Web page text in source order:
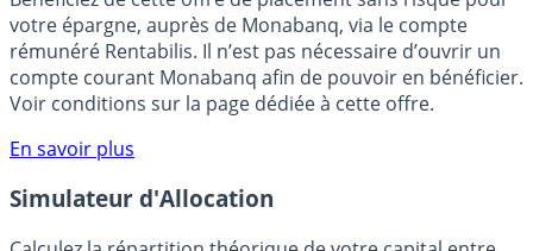
Bénéficiez de cette offre de placement sans risque pour
votre épargne, auprès de Monabanq, via le compte
rémunéré Rentabilis. Il n’est pas nécessaire d’ouvrir un
compte courant Monabanq afin de pouvoir en bénéficier.
Voir conditions sur la page dédiée à cette offre.
En savoir plus
Simulateur d'Allocation